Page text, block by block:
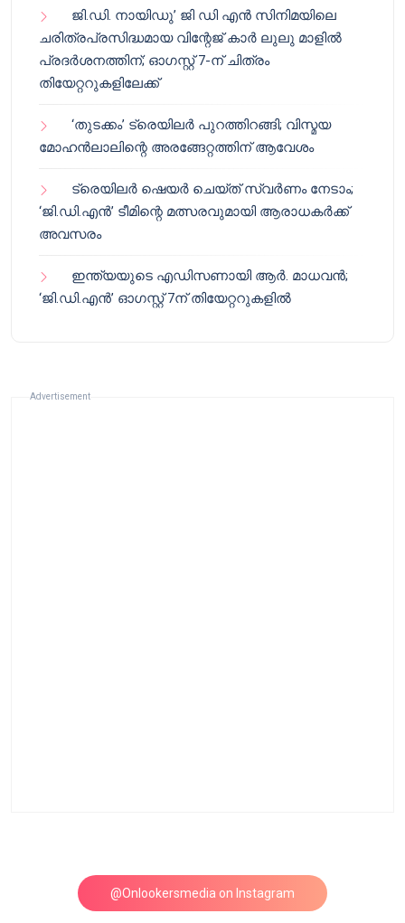
ജി.ഡി. നായിഡു’ ജി ഡി എൻ സിനിമയിലെ
ചരിത്രപ്രസിദ്ധമായ വിന്റേജ് കാർ ലുലു മാളിൽ
പ്രദർശനത്തിന്; ഓഗസ്റ്റ് 7-ന് ചിത്രം
തിയേറ്ററുകളിലേക്ക്
‘തുടക്കം’ ട്രെയിലർ പുറത്തിറങ്ങി; വിസ്മയ
മോഹൻലാലിന്റെ അരങ്ങേറ്റത്തിന് ആവേശം
ട്രെയിലർ ഷെയർ ചെയ്‌ത് സ്വർണം നേടാം;
‘ജി.ഡി.എൻ’ ടീമിന്റെ മത്സരവുമായി ആരാധകർക്ക്
അവസരം
ഇന്ത്യയുടെ എഡിസണായി ആർ. മാധവൻ;
‘ജി.ഡി.എൻ’ ഓഗസ്റ്റ് 7ന് തിയേറ്ററുകളിൽ
Advertisement
@Onlookersmedia on Instagram
Follow on Instagram